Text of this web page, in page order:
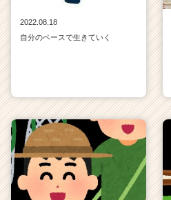
2022.08.18
自分のペースで生きていく